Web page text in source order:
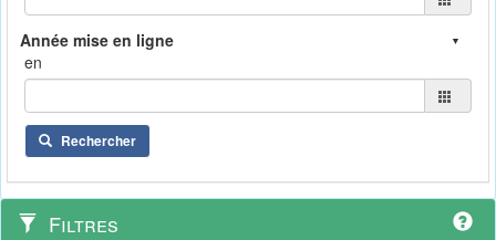
en
Rechercher
Filtres